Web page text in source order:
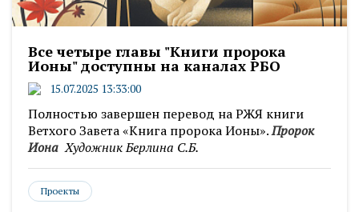
Все четыре главы "Книги пророка
Ионы" доступны на каналах РБО
15.07.2025 13:33:00
Полностью завершен перевод на РЖЯ книги
Ветхого Завета «Книга пророка Ионы».Пророк
ИонаХудожник Берлина С.Б.
Проекты